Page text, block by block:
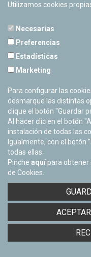
Utilizamos cookies
Necesarias
Preferencias
Estadísticas
Marketing
Para configurar las
desmarque las distintas
clique el botón "Guardar
Al hacer clic en el botón
instalación de todas las
Igualmente, con el botón
todas ellas.
Pinche aquí para
de Cookies.